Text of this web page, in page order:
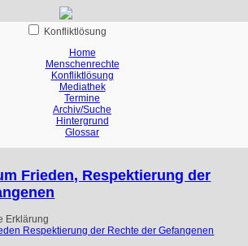
Konfliktlösung
Home
Menschenrechte
Konfliktlösung
Mediathek
Termine
Archiv/Suche
Hintergrund
Glossar
Frieden, Respektierung der
Erklärung